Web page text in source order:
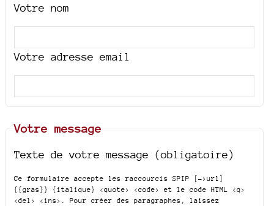
Votre nom
Votre adresse email
Votre message
Texte de votre message (obligatoire)
Ce formulaire accepte les raccourcis SPIP
[->url]
{{gras}} {italique} <quote> <code>
et le code HTML <q>
<del> <ins> . Pour créer des paragraphes, laissez